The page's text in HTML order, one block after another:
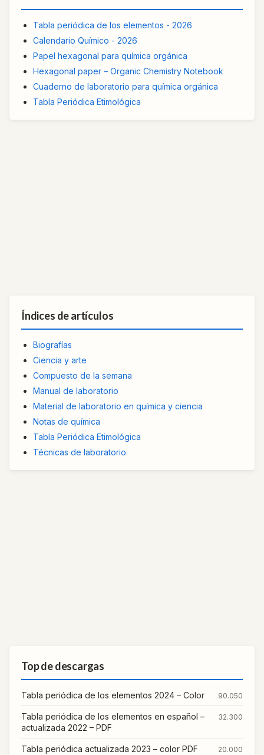
Tabla periódica de los elementos - 2026
Calendario Químico - 2026
Papel hexagonal para química orgánica
Hexagonal paper – Organic Chemistry Notebook
Cuaderno de laboratorio para química orgánica
Tabla Periódica Etimológica
Índices de artículos
Biografías
Ciencia y arte
Compuesto de la semana
Manual de laboratorio
Material de laboratorio en química y ciencia
Notas de química
Tabla Periódica Etimológica
Técnicas de laboratorio
Top de descargas
Tabla periódica de los elementos 2024 – Color 90.050
Tabla periódica de los elementos en español –
actualizada 2022 – PDF
32.300
Tabla periódica actualizada 2023 – color PDF 20.000